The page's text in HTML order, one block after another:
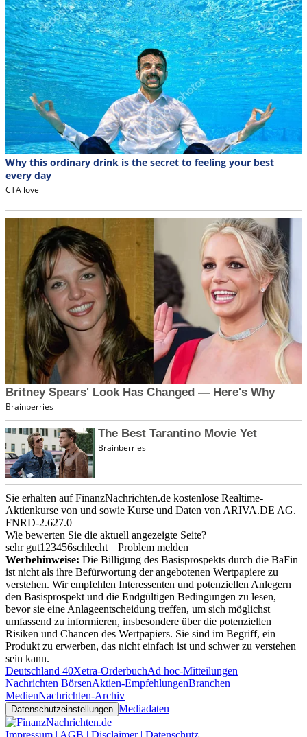
Sie erhalten auf FinanzNachrichten.de kostenlose Realtime-
Aktienkurse von und sowie Kurse und Daten von ARIVA.DE AG.
FNRD-2.627.0
Wie bewerten Sie die aktuell angezeigte Seite?
sehr gut1 23456schlecht
Problem melden
Werbehinweise: Die Billigung des Basisprospekts durch die BaFin
ist nicht als ihre Befürwortung der angebotenen Wertpapiere zu
verstehen. Wir empfehlen Interessenten und potenziellen Anlegern
den Basisprospekt und die Endgültigen Bedingungen zu lesen,
bevor sie eine Anlageentscheidung treffen, um sich möglichst
umfassend zu informieren, insbesondere über die potenziellen
Risiken und Chancen des Wertpapiers. Sie sind im Begriff, ein
Produkt zu erwerben, das nicht einfach ist und schwer zu verstehen
sein kann.
Deutschland 40Xetra-OrderbuchAd hoc-Mitteilungen
Nachrichten BörsenAktien-EmpfehlungenBranchen
MedienNachrichten-Archiv
Datenschutzeinstellungen Mediadaten